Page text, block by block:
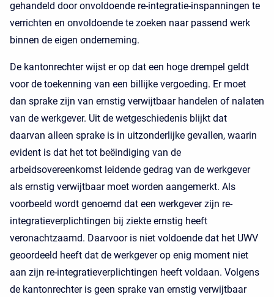
gehandeld door onvoldoende re-integratie-inspanningen te
verrichten en onvoldoende te zoeken naar passend werk
binnen de eigen onderneming.
De kantonrechter wijst er op dat een hoge drempel geldt
voor de toekenning van een billijke vergoeding. Er moet
dan sprake zijn van ernstig verwijtbaar handelen of nalaten
van de werkgever. Uit de wetgeschiedenis blijkt dat
daarvan alleen sprake is in uitzonderlijke gevallen, waarin
evident is dat het tot beëindiging van de
arbeidsovereenkomst leidende gedrag van de werkgever
als ernstig verwijtbaar moet worden aangemerkt. Als
voorbeeld wordt genoemd dat een werkgever zijn re-
integratieverplichtingen bij ziekte ernstig heeft
veronachtzaamd. Daarvoor is niet voldoende dat het UWV
geoordeeld heeft dat de werkgever op enig moment niet
aan zijn re-integratieverplichtingen heeft voldaan. Volgens
de kantonrechter is geen sprake van ernstig verwijtbaar